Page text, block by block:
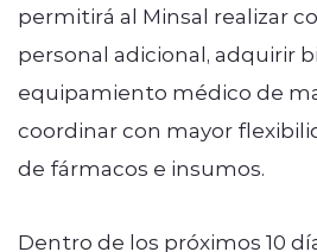
permitirá al Minsal realizar
personal adicional, adquirir
equipamiento médico de
coordinar con mayor
de fármacos e insumos.
Dentro de los próximos 10